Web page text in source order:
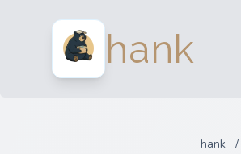
hank
hank /